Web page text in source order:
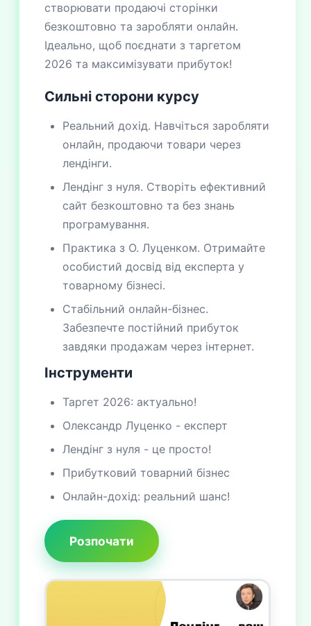
створювати продаючі сторінки
безкоштовно та заробляти онлайн.
Ідеально, щоб поєднати з таргетом
2026 та максимізувати прибуток!
Сильні сторони курсу
Реальний дохід. Навчіться заробляти
онлайн, продаючи товари через
лендінги.
Лендінг з нуля. Створіть ефективний
сайт безкоштовно та без знань
програмування.
Практика з О. Луценком. Отримайте
особистий досвід від експерта у
товарному бізнесі.
Стабільний онлайн-бізнес.
Забезпечте постійний прибуток
завдяки продажам через інтернет.
Інструменти
Таргет 2026: актуально!
Олександр Луценко - експерт
Лендінг з нуля - це просто!
Прибутковий товарний бізнес
Онлайн-дохід: реальний шанс!
Розпочати